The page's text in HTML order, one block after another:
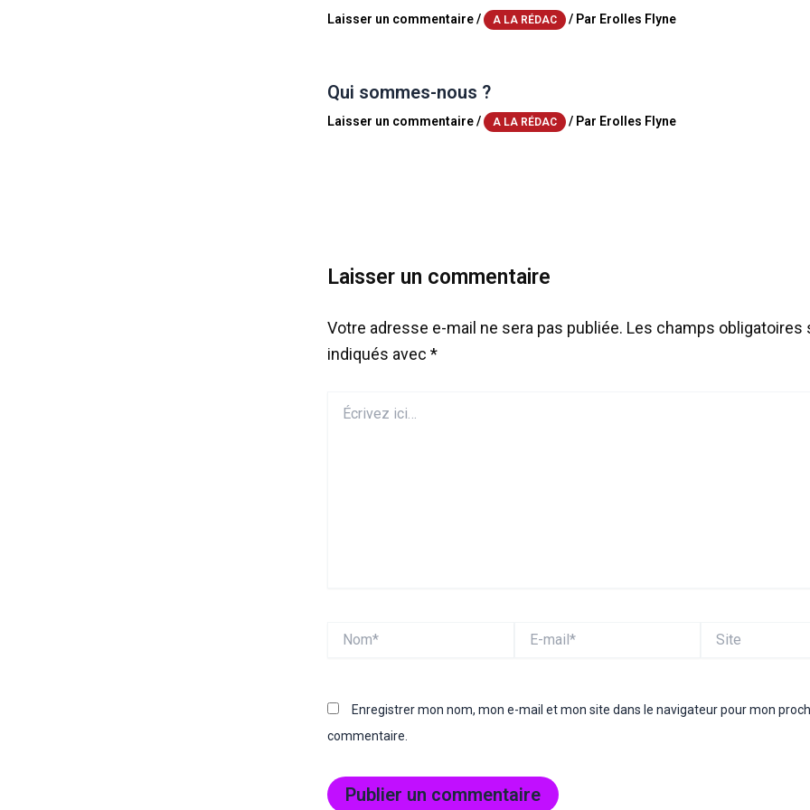
Laisser un commentaire/ A LA RÉDAC / Par Erolles Flyne
Qui sommes-nous ?
Laisser un commentaire/ A LA RÉDAC / Par Erolles Flyne
Laisser un commentaire
Votre adresse e-mail ne sera pas publiée. Les champs obligatoires
indiqués avec *
ici…
mail*
Enregistrer mon nom, mon e-mail et mon site dans le navigateur pour mon
commentaire.